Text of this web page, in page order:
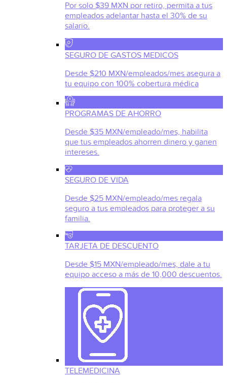
Por solo $39 MXN por retiro, permita a tus
empleados adelantar hasta el 30% de su
salario.
SEGURO DE GASTOS MEDICOS
Desde $210 MXN/empleados/mes asegura a
tu equipo con 100% cobertura médica
PROGRAMAS DE AHORRO
Desde $35 MXN/empleado/mes, habilita
que tus empleados ahorren dinero y ganen
intereses.
SEGURO DE VIDA
Desde $25 MXN/empleado/mes regala
seguro a tus empleados para proteger a su
familia.
TARJETA DE DESCUENTO
Desde $15 MXN/empleado/mes, dale a tu
equipo acceso a más de 10,000 descuentos.
TELEMEDICINA